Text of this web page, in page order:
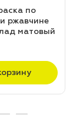
по
ржавчине
матовый